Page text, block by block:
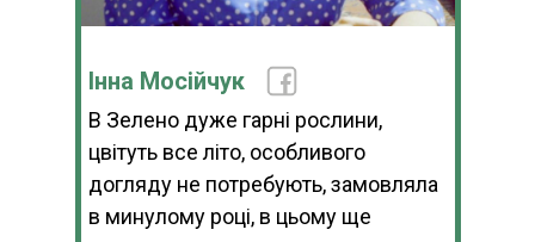
Інна Мосійчук
В Зелено дуже гарні рослини,
цвітуть все літо, особливого
догляду не потребують, замовляла
в минулому році, в цьому ще